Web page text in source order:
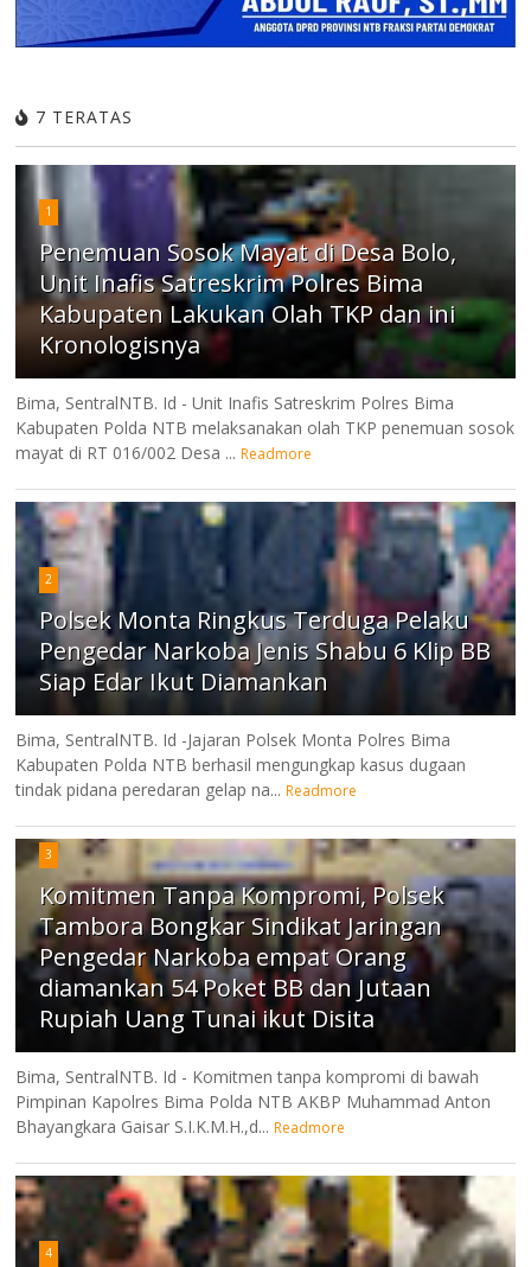
7 TERATAS
1
Penemuan Sosok Mayat di Desa Bolo,
Unit Inafis Satreskrim Polres Bima
Kabupaten Lakukan Olah TKP dan ini
Kronologisnya
Bima, SentralNTB. Id - Unit Inafis Satreskrim Polres Bima
Kabupaten Polda NTB melaksanakan olah TKP penemuan sosok
mayat di RT 016/002 Desa ... Readmore
2
Polsek Monta Ringkus Terduga Pelaku
Pengedar Narkoba Jenis Shabu 6 Klip BB
Siap Edar Ikut Diamankan
Bima, SentralNTB. Id -Jajaran Polsek Monta Polres Bima
Kabupaten Polda NTB berhasil mengungkap kasus dugaan
tindak pidana peredaran gelap na... Readmore
3
Komitmen Tanpa Kompromi, Polsek
Tambora Bongkar Sindikat Jaringan
Pengedar Narkoba empat Orang
diamankan 54 Poket BB dan Jutaan
Rupiah Uang Tunai ikut Disita
Bima, SentralNTB. Id - Komitmen tanpa kompromi di bawah
Pimpinan Kapolres Bima Polda NTB AKBP Muhammad Anton
Bhayangkara Gaisar S.I.K.M.H.,d... Readmore
4